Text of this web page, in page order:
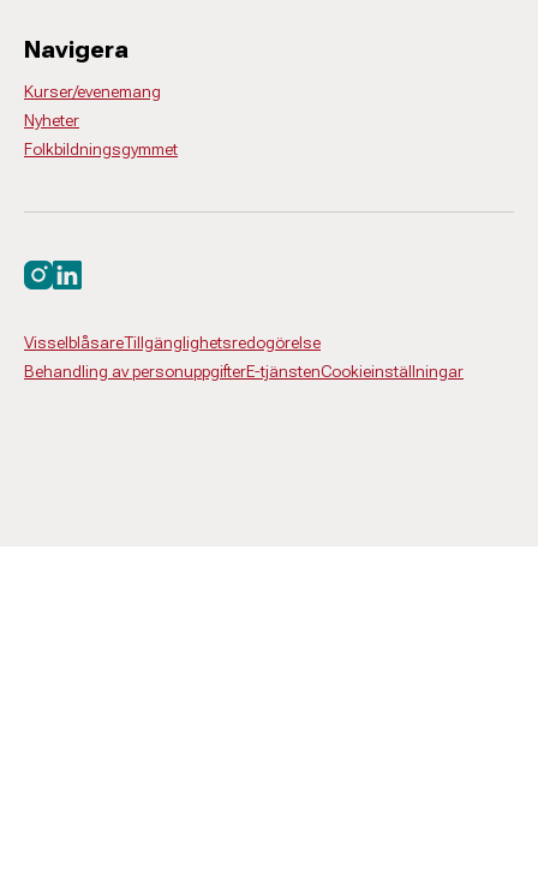
Navigera
Kurser/evenemang
Nyheter
Folkbildningsgymmet
VisselblåsareTillgänglighetsredogörelse
Behandling av personuppgifterE-tjänstenCookieinställningar
Besök oss på instagram
Besök oss på linkedin